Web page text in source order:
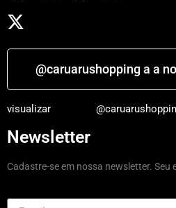
@caruarushopping a a
visualizar
Newsletter
Cadastre-se em nossa newsletter. Seu